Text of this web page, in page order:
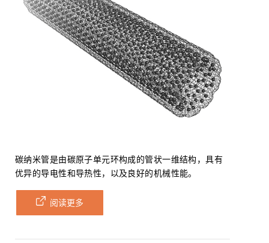
碳纳米管是由碳原子单元环构成的管状一维结构，具有
优异的导电性和导热性，以及良好的机械性能。
阅读更多